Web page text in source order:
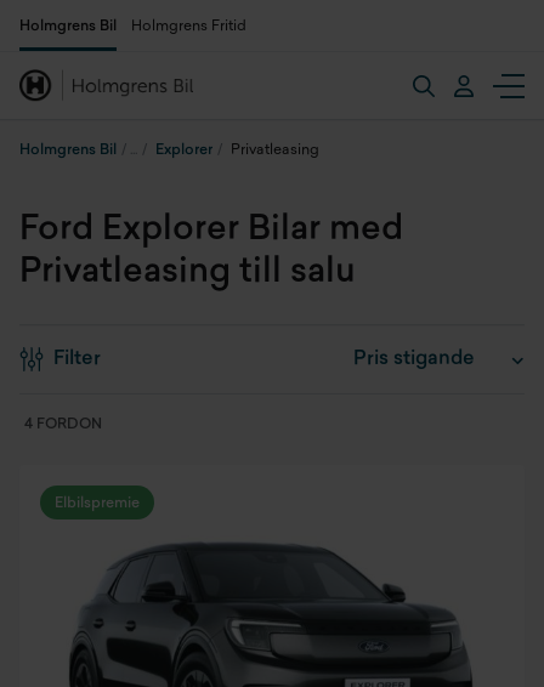
Holmgrens Bil Holmgrens Fritid
Holmgrens Bil Explorer Privatleasing
Ford Explorer Bilar med
Privatleasing till salu
Filter
4 FORDON
Elbilspremie